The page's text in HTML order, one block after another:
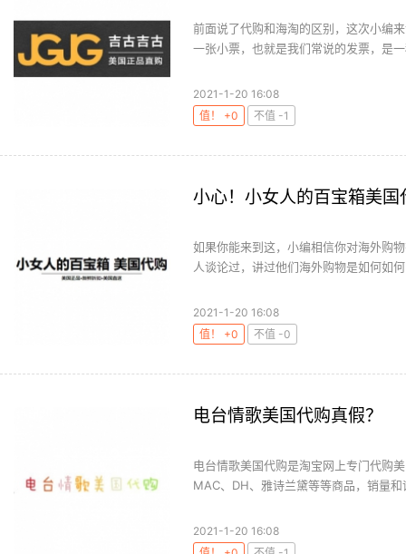
前面说了代购和海淘的区别，这次小编
一张小票，也就是我们常说的发票，是
2021-1-20 16:08
值！ +0
不值 -1
小心！小女人的百宝箱美国
如果你能来到这，小编相信你对海外购
人谈论过，讲过他们海外购物是如何如
2021-1-20 16:08
值！ +0
不值 -0
电台情歌美国代购真假？
电台情歌美国代购是淘宝网上专门代购
MAC、DH、雅诗兰黛等等商品，销量
2021-1-20 16:08